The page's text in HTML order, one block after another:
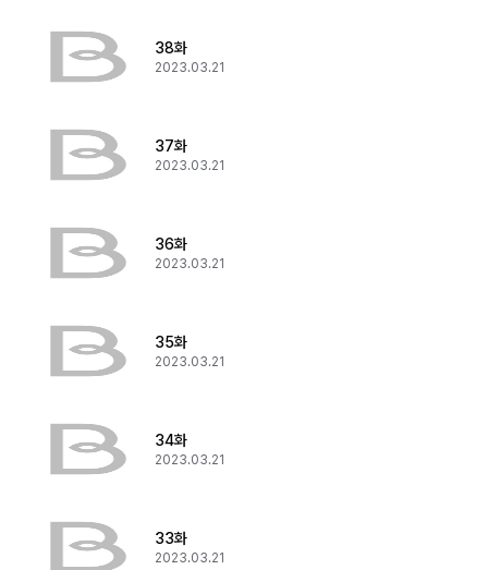
38화
2023.03.21
37화
2023.03.21
36화
2023.03.21
35화
2023.03.21
34화
2023.03.21
33화
2023.03.21